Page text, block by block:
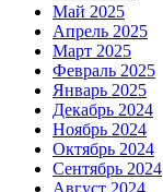
Май 2025
Апрель 2025
Март 2025
Февраль 2025
Январь 2025
Декабрь 2024
Ноябрь 2024
Октябрь 2024
Сентябрь 2024
Август 2024